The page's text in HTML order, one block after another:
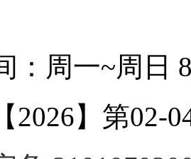
：周一~周日
2026】第02-